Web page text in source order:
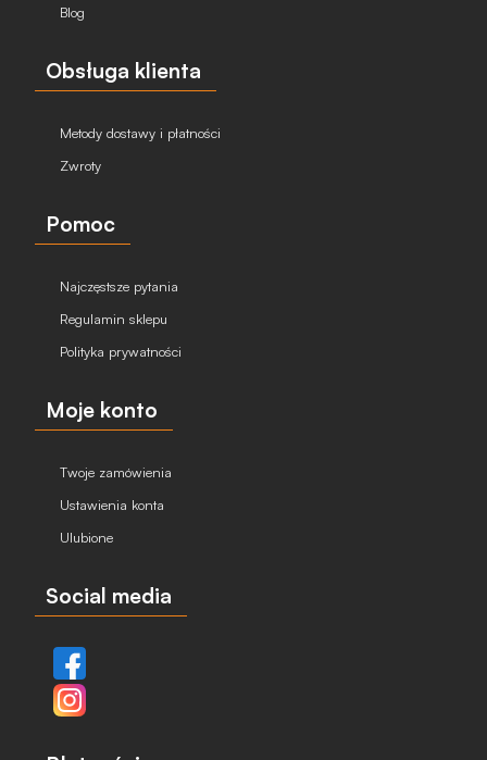
Blog
Obsługa klienta
Metody dostawy i płatności
Zwroty
Pomoc
Najczęstsze pytania
Regulamin sklepu
Polityka prywatności
Moje konto
Twoje zamówienia
Ustawienia konta
Ulubione
Social media